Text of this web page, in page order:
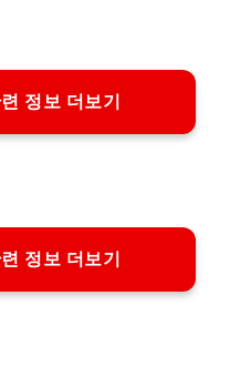
정보 더보기
정보 더보기